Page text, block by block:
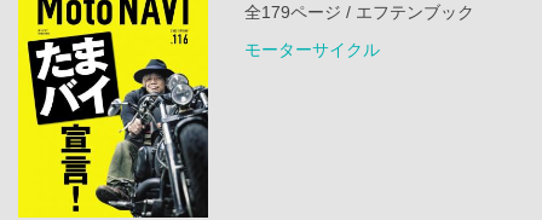
全179ページ / エフテンブック
モーターサイクル